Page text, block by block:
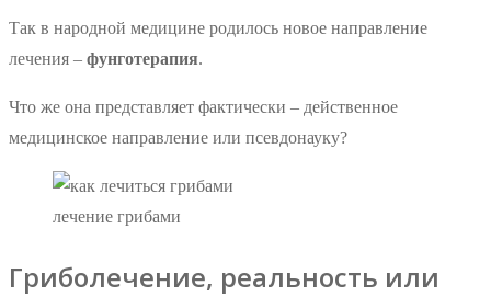
Так в народной медицине родилось новое направление
лечения – фунготерапия.
Что же она представляет фактически – действенное
медицинское направление или псевдонауку?
лечение грибами
Гриболечение, реальность или